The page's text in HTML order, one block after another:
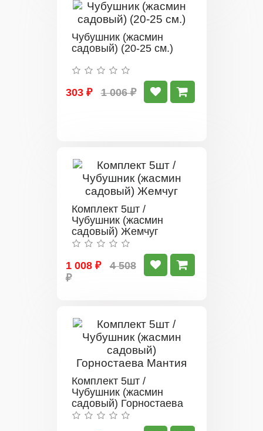
Чубушник (жасмин
садовый) (20-25 см.)
303 ₽ 1 006 ₽
Комплект 5шт /
Чубушник (жасмин
садовый) Жемчуг
1 008 ₽
4 508
₽
Комплект 5шт /
Чубушник (жасмин
садовый) Горностаева
Мантия